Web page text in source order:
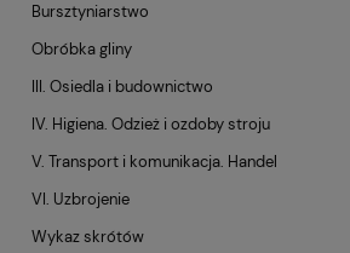
Bursztyniarstwo
Obróbka gliny
III. Osiedla i budownictwo
IV. Higiena. Odzież i ozdoby stroju
V. Transport i komunikacja. Handel
VI. Uzbrojenie
Wykaz skrótów